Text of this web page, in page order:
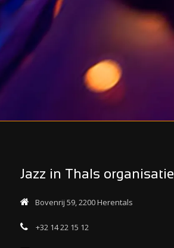
Jazz in Thals organisatie
Bovenrij 59, 2200 Herentals
+32 14 22 15 12